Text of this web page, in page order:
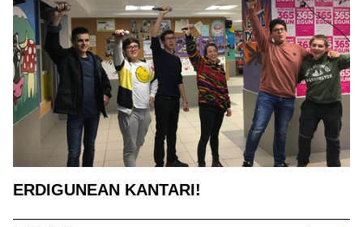
ERDIGUNEAN KANTARI!